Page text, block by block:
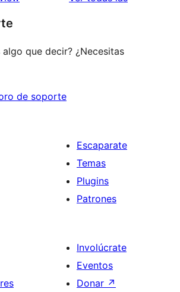
algo que decir? ¿Necesitas
de soporte
Escaparate
Temas
Plugins
Patrones
Involúcrate
Eventos
Donar ↗